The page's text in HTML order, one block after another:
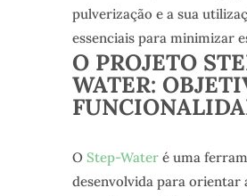
pulverização e a sua
essenciais para minimizar
O PROJETO
WATER:
O Step-Wateré uma
desenvolvida para orientar